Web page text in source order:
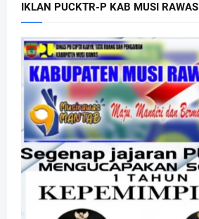
IKLAN PUCKTR-P KAB MUSI RAWAS